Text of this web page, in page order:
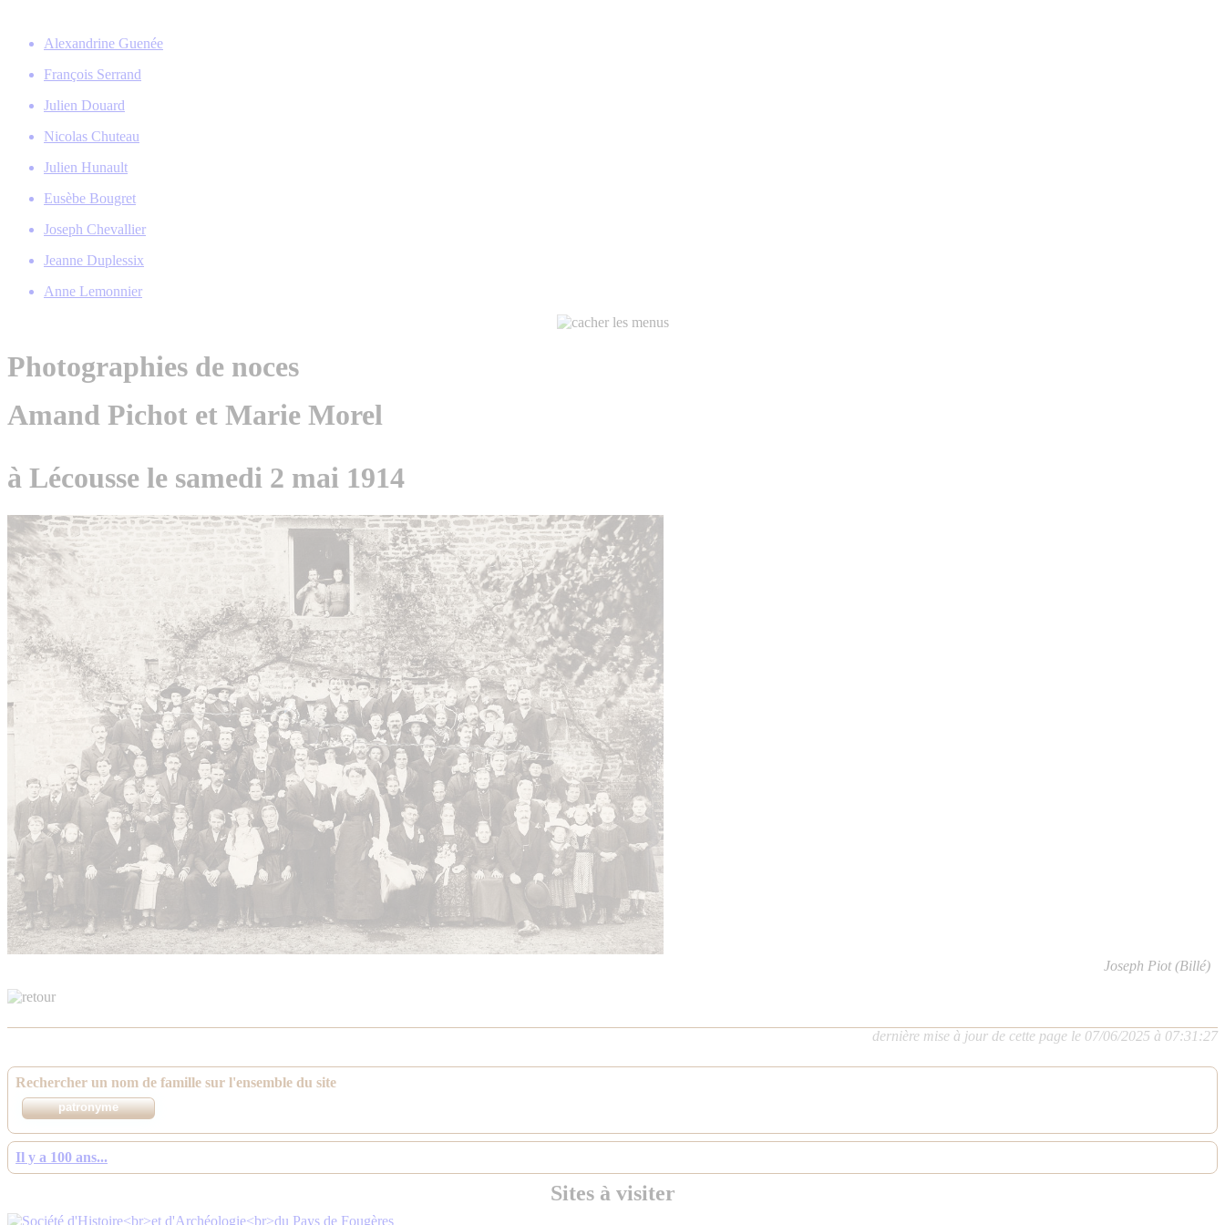
Alexandrine Guenée
François Serrand
Julien Douard
Nicolas Chuteau
Julien Hunault
Eusèbe Bougret
Joseph Chevallier
Jeanne Duplessix
Anne Lemonnier
Photographies de noces
Amand Pichot et Marie Morel
à Lécousse le samedi 2 mai 1914
Joseph Piot (Billé)
dernière mise à jour de cette page le 07/06/2025 à 07:31:27
Rechercher un nom de famille sur l'ensemble du site
Il y a 100 ans...
Sites à visiter